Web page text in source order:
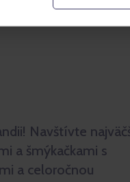
Navštívte
a šmýkačkami s
a celoročnou